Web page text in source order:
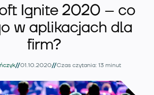
Ignite 2020 – co
w aplikacjach dla
firm?
//01.10.2020//Czas czytania: 13 minut